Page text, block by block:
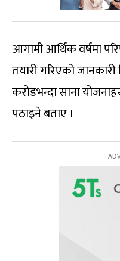
आगामी आर्थिक वर्षमा
तयारी गरिएको जानकारी
करोडभन्दा साना
पठाइने बताए ।